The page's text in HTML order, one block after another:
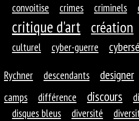
convoitise
crimes criminels
critique d'art création
culturel
cyber-guerre
Rychner
descendants designer
camps
différence discours
disques bleus diversité